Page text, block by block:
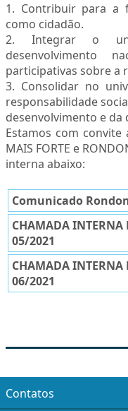
1. Contribuir para a
como cidadão.
2. Integrar o
desenvolvimento
participativas sobre a
3. Consolidar no
responsabilidade
desenvolvimento e da
Estamos com convite
MAIS FORTE e
interna abaixo:
Comunicado
CHAMADA INTERNA
05/2021
CHAMADA INTERNA
06/2021
Contatos